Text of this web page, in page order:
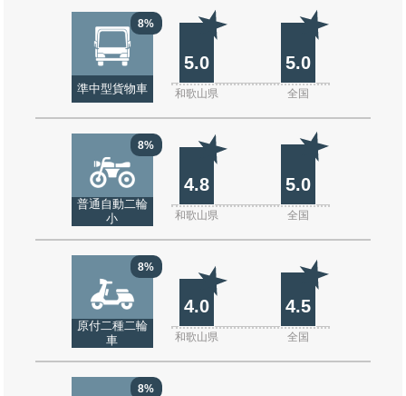
8%
準中型貨物車
5.0 5.0
和歌山県 全国
8%
普通自動二輪
小
4.8 5.0
和歌山県 全国
8%
原付二種二輪
車
4.0 4.5
和歌山県 全国
8%